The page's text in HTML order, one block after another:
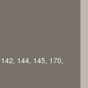
144, 145, 170,